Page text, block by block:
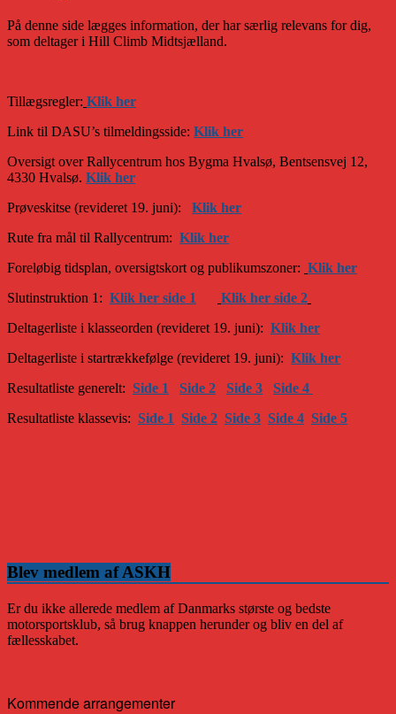
På denne side lægges information, der har særlig relevans for dig,
som deltager i Hill Climb Midtsjælland.
Tillægsregler: Klik her
Link til DASU’s tilmeldingsside: Klik her
Oversigt over Rallycentrum hos Bygma Hvalsø, Bentsensvej 12,
4330 Hvalsø. Klik her
Prøveskitse (revideret 19. juni): Klik her
Rute fra mål til Rallycentrum: Klik her
Foreløbig tidsplan, oversigtskort og publikumszoner: Klik her
Slutinstruktion 1: Klik her side 1
Klik her side 2
Deltagerliste i klasseorden (revideret 19. juni): Klik her
Deltagerliste i startrækkefølge (revideret 19. juni): Klik her
Resultatliste generelt: Side 1 Side 2 Side 3
Side 4
Resultatliste klassevis: Side 1 Side 2 Side 3 Side 4 Side 5
Blev medlem af ASKH
Er du ikke allerede medlem af Danmarks største og bedste
motorsportsklub, så brug knappen herunder og bliv en del af
fællesskabet.
Kommende arrangementer